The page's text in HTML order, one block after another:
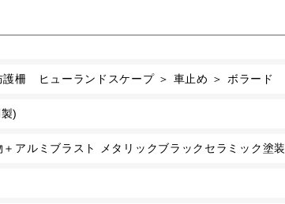
護柵 ヒューランドスケープ ＞ 車止め ＞ ボラード
)
＋アルミブラスト メタリックブラックセラミック塗装